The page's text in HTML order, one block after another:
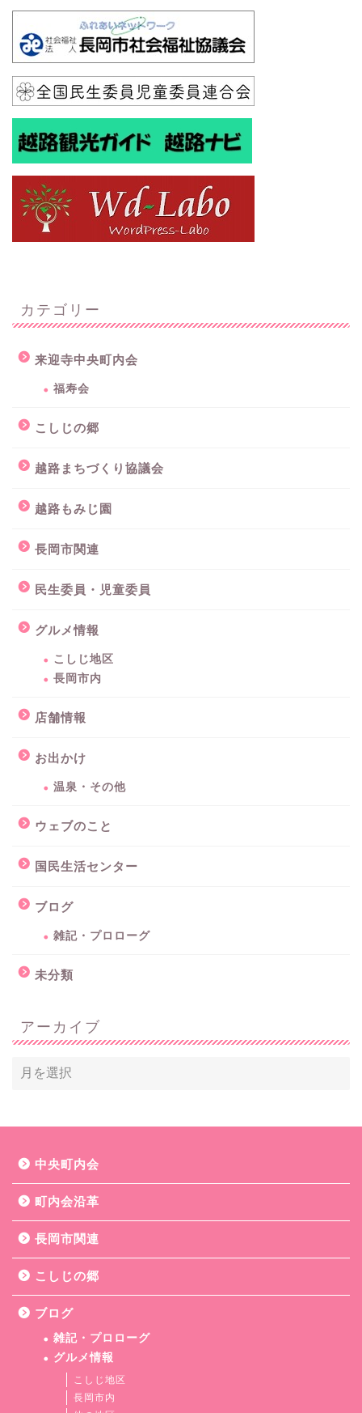
カテゴリー
来迎寺中央町内会
福寿会
こしじの郷
越路まちづくり協議会
越路もみじ園
長岡市関連
民生委員・児童委員
グルメ情報
こしじ地区
長岡市内
店舗情報
お出かけ
温泉・その他
ウェブのこと
国民生活センター
ブログ
雑記・プロローグ
未分類
アーカイブ
中央町内会
町内会沿革
長岡市関連
こしじの郷
ブログ
雑記・プロローグ
グルメ情報
こしじ地区
長岡市内